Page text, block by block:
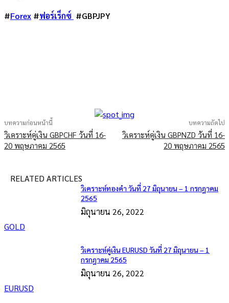
#Forex #ฟอร์เร็กซ์ #GBPJPY
บทความก่อนหน้านี้
วิเคราะห์คู่เงิน GBPCHF วันที่ 16-
20 พฤษภาคม 2565
บทความถัดไป
วิเคราะห์คู่เงิน GBPNZD วันที่ 16-
20 พฤษภาคม 2565
RELATED ARTICLES
GOLD
วิเคราะห์ทองคำ วันที่ 27 มิถุนายน – 1 กรกฎาคม
2565
มิถุนายน 26, 2022
EURUSD
วิเคราะห์คู่เงิน EURUSD วันที่ 27 มิถุนายน – 1
กรกฎาคม 2565
มิถุนายน 26, 2022